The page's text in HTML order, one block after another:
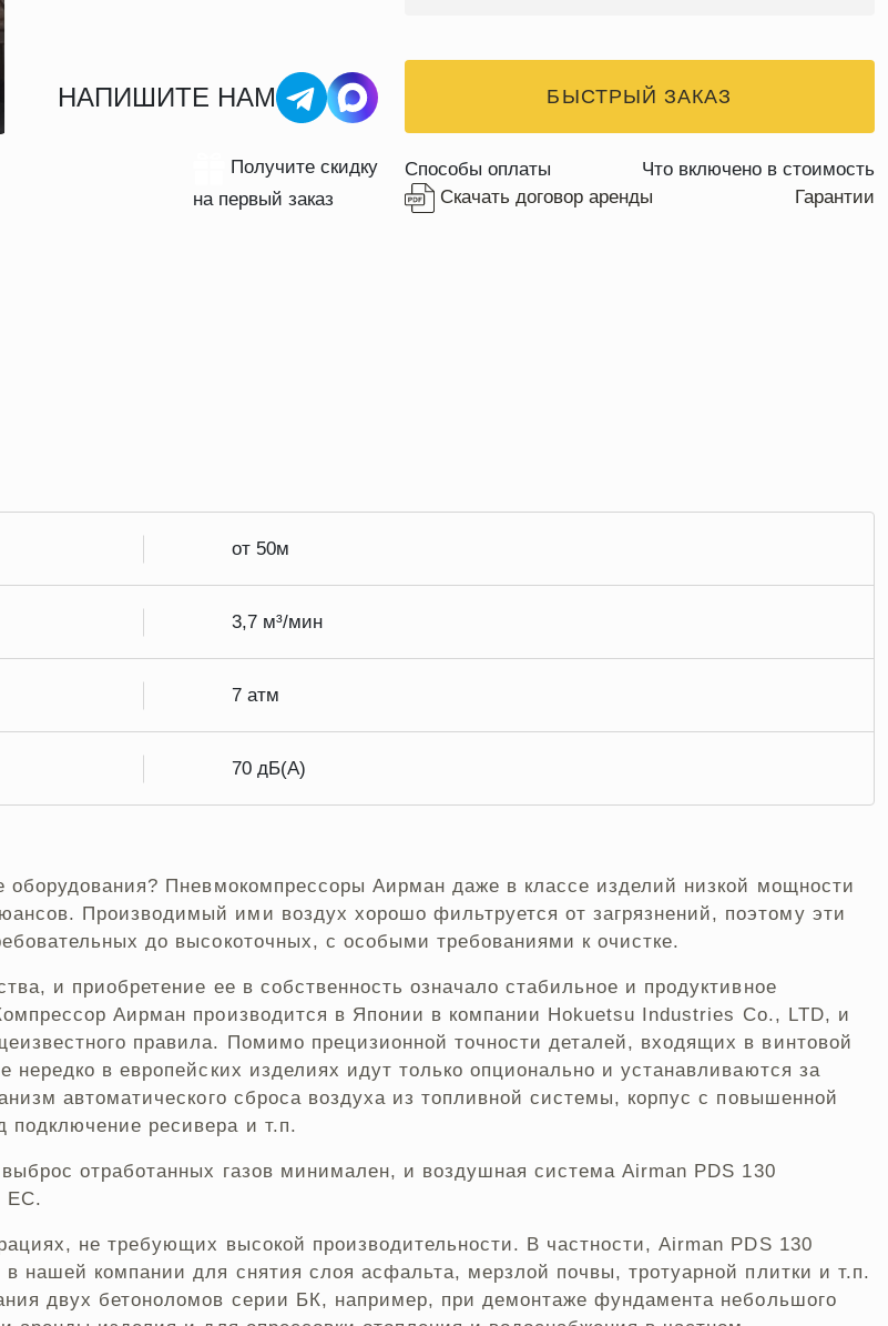
БЫСТРЫЙ ЗАКАЗ
Способы оплаты
Что включено в стоимость
Скачать договор аренды
Гарантии
НАПИШИТЕ НАМ
Получите скидку
на первый заказ
от 50м
3,7 м³/мин
7 атм
70 дБ(А)
оборудования? Пневмокомпрессоры Аирман даже в классе изделий низкой мощности
Производимый ими воздух хорошо фильтруется от загрязнений, поэтому эти
до высокоточных, с особыми требованиями к очистке.
и приобретение ее в собственность означало стабильное и продуктивное
Аирман производится в Японии в компании Hokuetsu Industries Co., LTD, и
правила. Помимо прецизионной точности деталей, входящих в винтовой
в европейских изделиях идут только опционально и устанавливаются за
автоматического сброса воздуха из топливной системы, корпус с повышенной
подключение ресивера и т.п.
отработанных газов минимален, и воздушная система Airman PDS 130
ЕС.
не требующих высокой производительности. В частности, Airman PDS 130
нашей компании для снятия слоя асфальта, мерзлой почвы, тротуарной плитки и т.п.
двух бетоноломов серии БК, например, при демонтаже фундамента небольшого